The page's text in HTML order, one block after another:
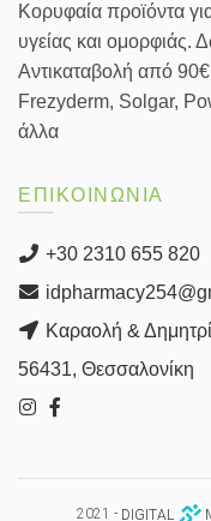
Κορυφαία προϊόντα
υγείας και
Αντικαταβολή από
Frezyderm, Solgar,
άλλα
ΕΠΙΚΟΙΝΩΝΙΑ
+30 2310 655 820
Καραολή &
56431, Θεσσαλονίκη
2021 - DIGITAL